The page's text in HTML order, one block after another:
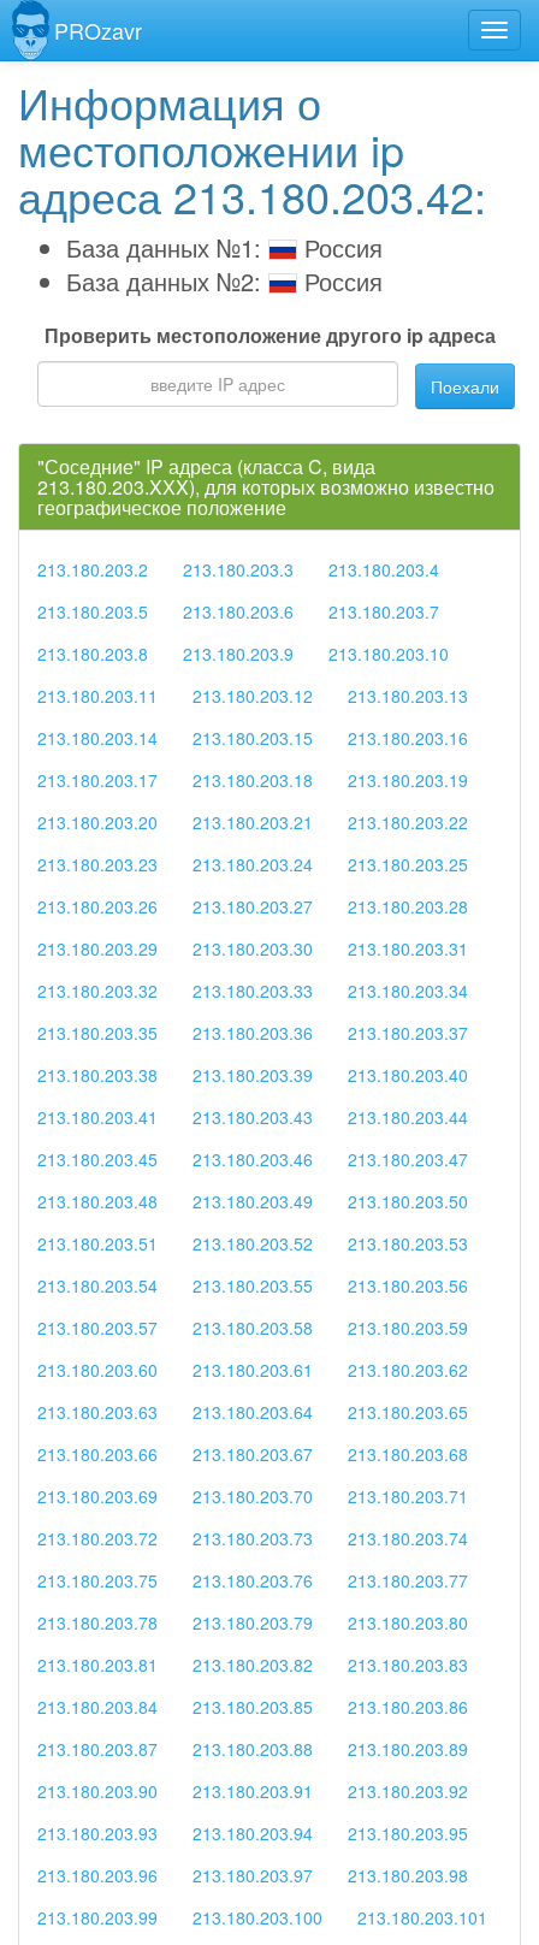
PROzavr
Информация о
местоположении ip
адреса 213.180.203.42:
База данных №1:
Россия
База данных №2:
Россия
Проверить местоположение другого ip адреса
Поехали
"Соседние" IP адреса (класса C, вида
213.180.203.XXX), для которых возможно известно
географическое положение
213.180.203.2 213.180.203.3
213.180.203.4
213.180.203.5
213.180.203.6
213.180.203.7
213.180.203.8
213.180.203.9
213.180.203.10
213.180.203.11
213.180.203.12
213.180.203.13
213.180.203.14
213.180.203.15
213.180.203.16
213.180.203.17
213.180.203.18
213.180.203.19
213.180.203.20
213.180.203.21
213.180.203.22
213.180.203.23
213.180.203.24
213.180.203.25
213.180.203.26
213.180.203.27
213.180.203.28
213.180.203.29
213.180.203.30
213.180.203.31
213.180.203.32
213.180.203.33
213.180.203.34
213.180.203.35
213.180.203.36
213.180.203.37
213.180.203.38
213.180.203.39
213.180.203.40
213.180.203.41
213.180.203.43
213.180.203.44
213.180.203.45
213.180.203.46
213.180.203.47
213.180.203.48
213.180.203.49
213.180.203.50
213.180.203.51
213.180.203.52
213.180.203.53
213.180.203.54
213.180.203.55
213.180.203.56
213.180.203.57
213.180.203.58
213.180.203.59
213.180.203.60
213.180.203.61
213.180.203.62
213.180.203.63
213.180.203.64
213.180.203.65
213.180.203.66
213.180.203.67
213.180.203.68
213.180.203.69
213.180.203.70
213.180.203.71
213.180.203.72
213.180.203.73
213.180.203.74
213.180.203.75
213.180.203.76
213.180.203.77
213.180.203.78
213.180.203.79
213.180.203.80
213.180.203.81
213.180.203.82
213.180.203.83
213.180.203.84
213.180.203.85
213.180.203.86
213.180.203.87
213.180.203.88
213.180.203.89
213.180.203.90
213.180.203.91
213.180.203.92
213.180.203.93
213.180.203.94
213.180.203.95
213.180.203.96
213.180.203.97
213.180.203.98
213.180.203.99
213.180.203.100
213.180.203.101